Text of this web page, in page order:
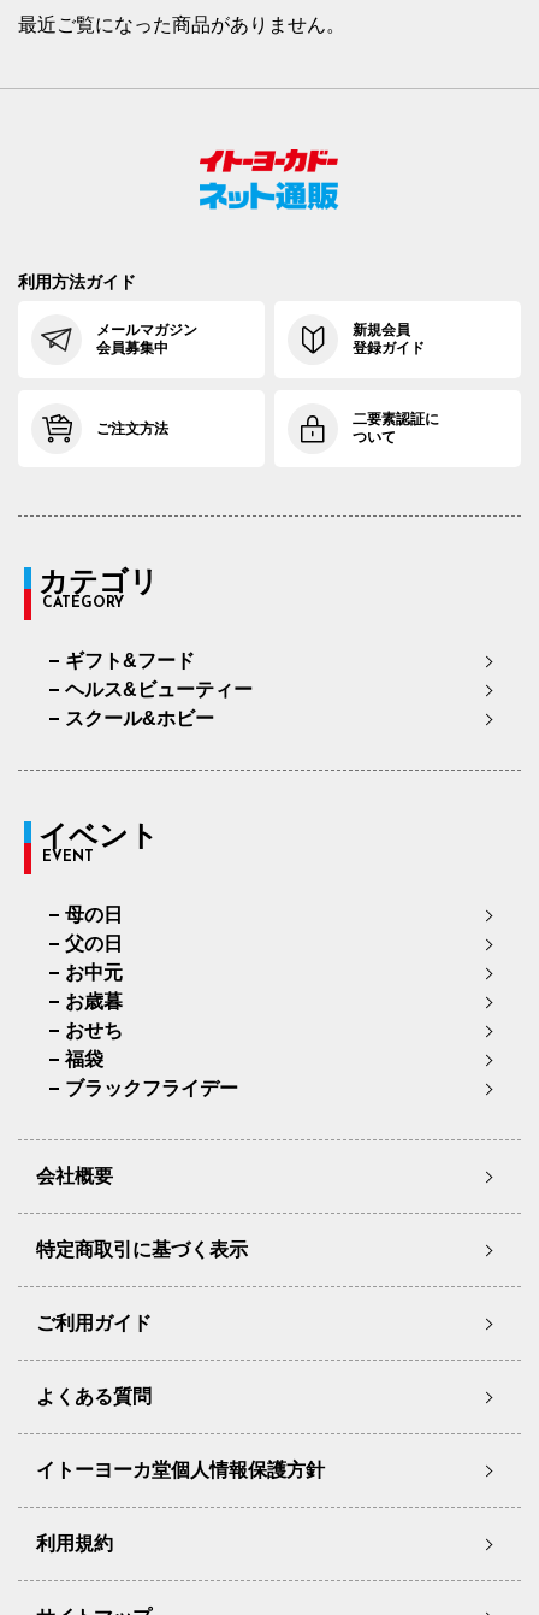
最近ご覧になった商品がありません。
利用方法ガイド
メールマガジン
会員募集中
新規会員
登録ガイド
ご注文方法
二要素認証に
ついて
カテゴリ
CATEGORY
ギフト&フード
ヘルス&ビューティー
スクール&ホビー
イベント
EVENT
母の日
父の日
お中元
お歳暮
おせち
福袋
ブラックフライデー
会社概要
特定商取引に基づく表示
ご利用ガイド
よくある質問
イトーヨーカ堂個人情報保護方針
利用規約